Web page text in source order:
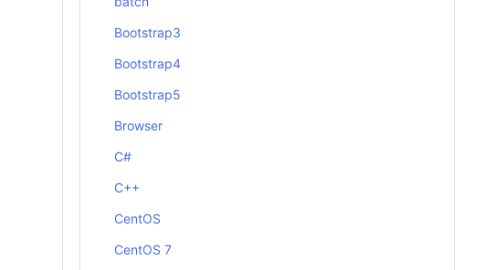
Bootstrap3
Bootstrap4
Bootstrap5
Browser
C#
C++
CentOS
CentOS 7